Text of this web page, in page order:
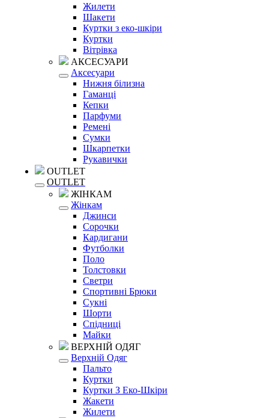
Жилети
Шакети
Куртки з еко-шкіри
Куртки
Вітрівка
АКСЕСУАРИ
Аксесуари
Нижня білизна
Гаманці
Кепки
Парфуми
Ремені
Сумки
Шкарпетки
Рукавички
OUTLET
OUTLET
ЖІНКАМ
Жінкам
Джинси
Сорочки
Кардигани
Футболки
Поло
Толстовки
Светри
Спортивні Брюки
Сукні
Шорти
Спідниці
Майки
ВЕРХНІЙ ОДЯГ
Верхній Одяг
Пальто
Куртки
Куртки З Еко-Шкіри
Жакети
Жилети